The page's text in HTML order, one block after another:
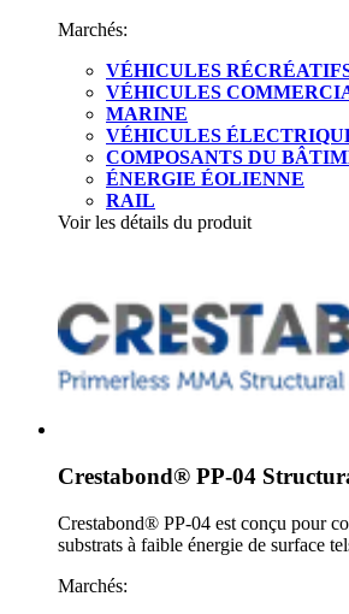
Marchés:
VÉHICULES
VÉHICULES
MARINE
VÉHICULES
COMPOSANTS DU
ÉNERGIE ÉOLIENNE
RAIL
Voir les détails du produit
Crestabond® PP-04
Crestabond® PP-04 est conçu pour
substrats à faible énergie de surface
Marchés: